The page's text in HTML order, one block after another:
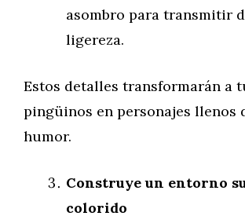
asombro para transmitir
ligereza.
Estos detalles transformarán a
pingüinos en personajes llenos
humor.
Construye un entorno
colorido